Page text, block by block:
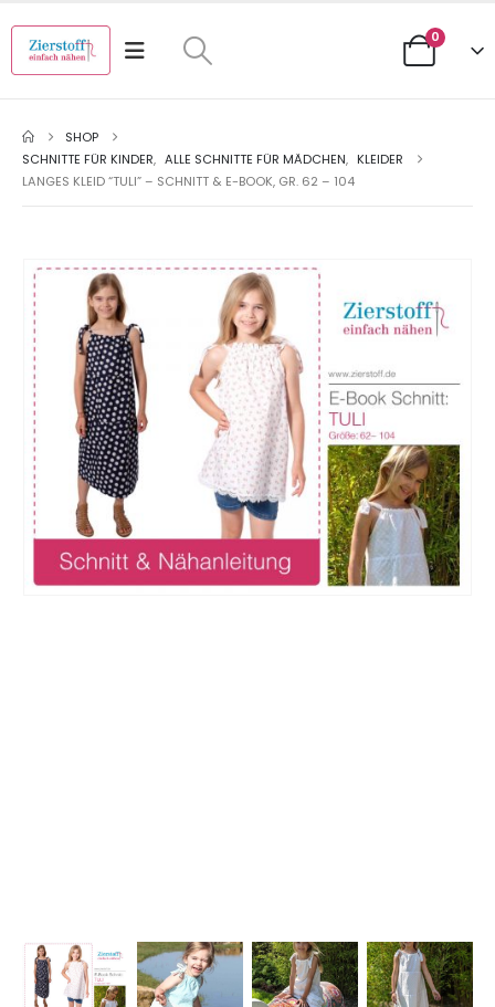
0
SHOP
SCHNITTE FÜR KINDER, ALLE SCHNITTE FÜR MÄDCHEN, KLEIDER
LANGES KLEID “TULI” – SCHNITT & E-BOOK, GR. 62 – 104